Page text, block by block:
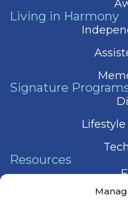
Living in Harmony
Signature
Resources